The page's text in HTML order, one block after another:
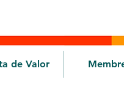
de Valor